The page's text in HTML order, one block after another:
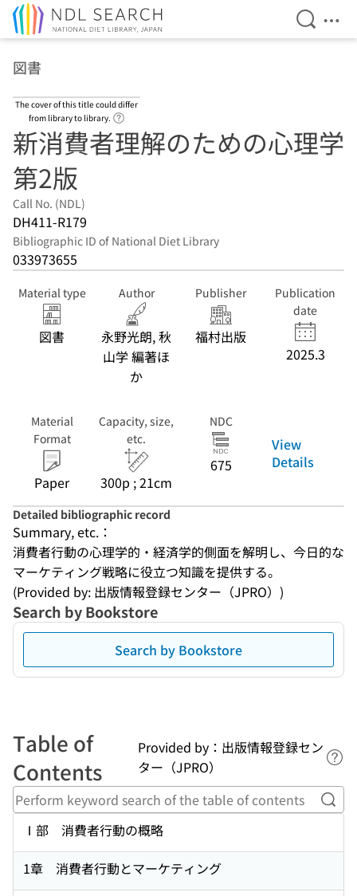
Open
図書
The cover of this title could differ
from library to library.
新消費者理解のための心理学
第2版
Call No. (NDL)
DH411-R179
Bibliographic ID of National Diet Library
033973655
Material type
図書
Author
永野光朗, 秋
山学 編著ほ
か
Publisher
福村出版
Publication
date
2025.3
Material
Format
Paper
Capacity, size,
etc.
300p ; 21cm
NDC
675
View
Details
Detailed bibliographic record
Summary, etc.：
消費者行動の心理学的・経済学的側面を解明し、今日的な
マーケティング戦略に役立つ知識を提供する。
(Provided by: 出版情報登録センター（JPRO）)
Search by Bookstore
Search by Bookstore
Table of
Contents
Provided by：出版情報登録セン
ター（JPRO）
Ⅰ部 消費者行動の概略
1章 消費者行動とマーケティング